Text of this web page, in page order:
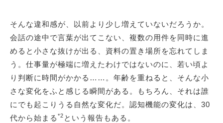
そんな違和感が、以前より少し増えていないだろうか。
会話の途中で言葉が出てこない、複数の用件を同時に進
めると小さな抜けが出る、資料の置き場所を忘れてしま
う。仕事量が極端に増えたわけではないのに、若い頃よ
り判断に時間がかかる……。年齢を重ねると、そんな小
さな変化をふと感じる瞬間がある。もちろん、それは誰
にでも起こりうる自然な変化だ。認知機能の変化は、30
代から始まる *2 という報告もある。